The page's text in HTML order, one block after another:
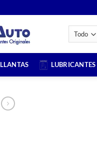
LLANTAS LUBRICANTES